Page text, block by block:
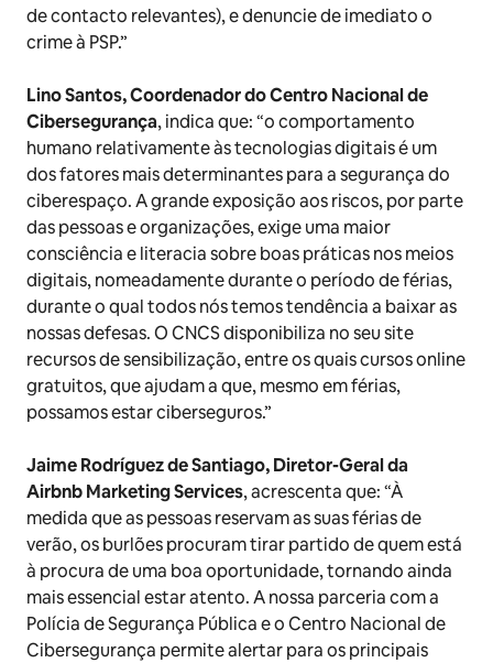
de contacto relevantes), e denuncie de imediato o
crime à PSP.”
Lino Santos, Coordenador do Centro Nacional de
Cibersegurança, indica que: “o comportamento
humano relativamente às tecnologias digitais é um
dos fatores mais determinantes para a segurança do
ciberespaço. A grande exposição aos riscos, por parte
das pessoas e organizações, exige uma maior
consciência e literacia sobre boas práticas nos meios
digitais, nomeadamente durante o período de férias,
durante o qual todos nós temos tendência a baixar as
nossas defesas. O CNCS disponibiliza no seu site
recursos de sensibilização, entre os quais cursos online
gratuitos, que ajudam a que, mesmo em férias,
possamos estar ciberseguros.”
Jaime Rodríguez de Santiago, Diretor-Geral da
Airbnb Marketing Services, acrescenta que: “À
medida que as pessoas reservam as suas férias de
verão, os burlões procuram tirar partido de quem está
à procura de uma boa oportunidade, tornando ainda
mais essencial estar atento. A nossa parceria com a
Polícia de Segurança Pública e o Centro Nacional de
Cibersegurança permite alertar para os principais